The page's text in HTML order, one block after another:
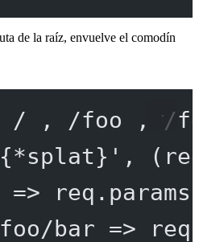
de la raíz, envuelve el comodín
/ , /foo , /
, (
=>
bar =>